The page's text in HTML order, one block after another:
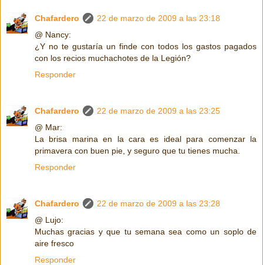
Chafardero
22 de marzo de 2009 a las 23:18
@ Nancy:
¿Y no te gustaría un finde con todos los gastos pagados
con los recios muchachotes de la Legión?
Responder
Chafardero
22 de marzo de 2009 a las 23:25
@ Mar:
La brisa marina en la cara es ideal para comenzar la
primavera con buen pie, y seguro que tu tienes mucha.
Responder
Chafardero
22 de marzo de 2009 a las 23:28
@ Lujo:
Muchas gracias y que tu semana sea como un soplo de
aire fresco
Responder